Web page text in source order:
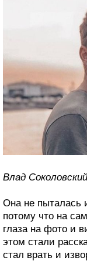
Влад
Она не пыталась
потому что на
глаза на фото и
этом стали
стал врать и